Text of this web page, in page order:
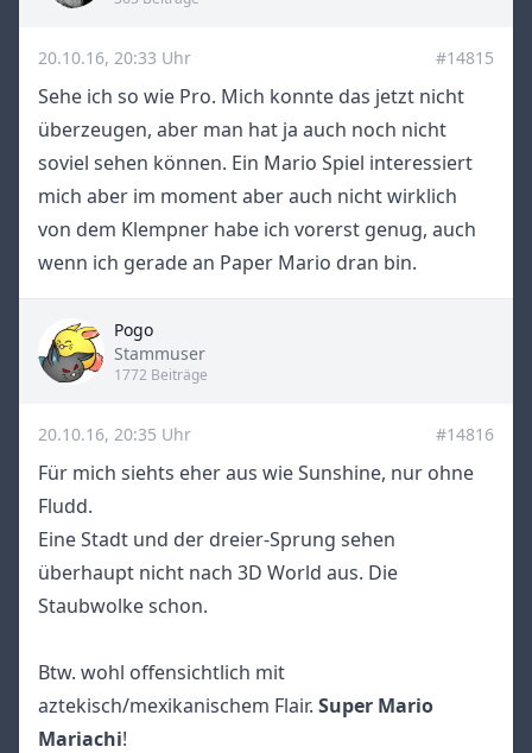
20.10.16, 20:33 Uhr #14815
Sehe ich so wie Pro. Mich konnte das jetzt nicht
überzeugen, aber man hat ja auch noch nicht
soviel sehen können. Ein Mario Spiel interessiert
mich aber im moment aber auch nicht wirklich
von dem Klempner habe ich vorerst genug, auch
wenn ich gerade an Paper Mario dran bin.
Pogo
Title
Stammuser
1772 Beiträge
20.10.16, 20:35 Uhr #14816
Für mich siehts eher aus wie Sunshine, nur ohne
Fludd.
Eine Stadt und der dreier-Sprung sehen
überhaupt nicht nach 3D World aus. Die
Staubwolke schon.
Btw. wohl offensichtlich mit
aztekisch/mexikanischem Flair. Super Mario
Mariachi!